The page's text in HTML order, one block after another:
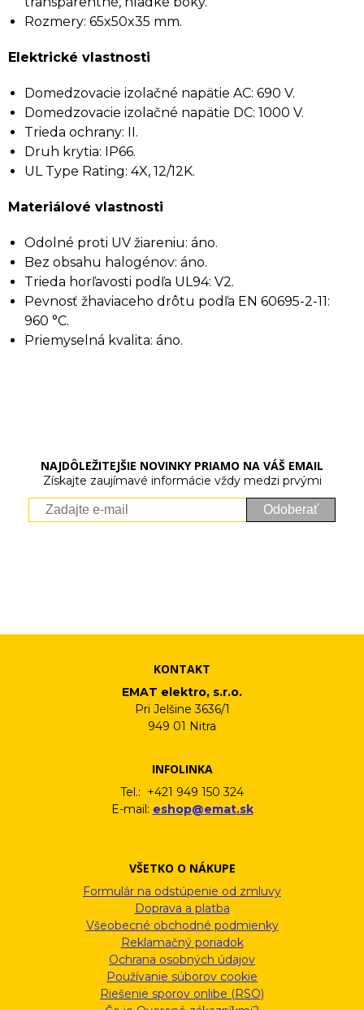
Rozmery: 65x50x35 mm.
Elektrické vlastnosti
Domedzovacie izolačné napätie AC: 690 V.
Domedzovacie izolačné napätie DC: 1000 V.
Trieda ochrany: II.
Druh krytia: IP66.
UL Type Rating: 4X, 12/12K.
Materiálové vlastnosti
Odolné proti UV žiareniu: áno.
Bez obsahu halogénov: áno.
Trieda horľavosti podľa UL94: V2.
Pevnosť žhaviaceho drôtu podľa EN 60695-2-11:
960 °C.
Priemyselná kvalita: áno.
NAJDÔLEŽITEJŠIE NOVINKY PRIAMO NA VÁŠ EMAIL
Získajte zaujímavé informácie vždy medzi prvými
Odoberať
KONTAKT
EMAT elektro, s.r.o.
Pri Jelšine 3636/1
949 01 Nitra
INFOLINKA
Tel.: +421 949 150 324
E-mail: eshop@emat.sk
VŠETKO O NÁKUPE
Formulár na odstúpenie od zmluvy
Doprava a platba
Všeobecné obchodné podmienky
Reklamačný poriadok
Ochrana osobných údajov
Používanie súborov cookie
Riešenie sporov onlibe (RSO)